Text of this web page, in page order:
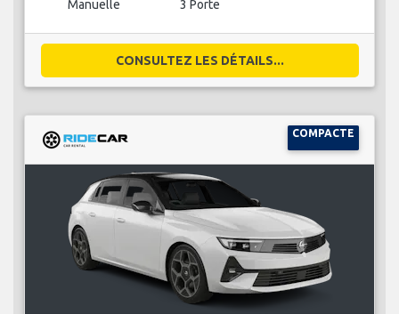
Manuelle 3 Porte
CONSULTEZ LES DÉTAILS...
COMPACTE